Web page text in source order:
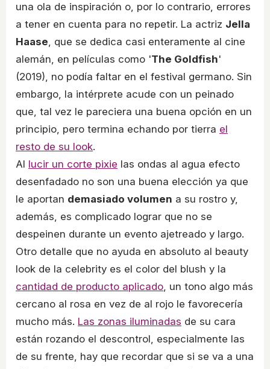
una ola de inspiración o, por lo contrario, errores
a tener en cuenta para no repetir. La actriz Jella
Haase, que se dedica casi enteramente al cine
alemán, en películas como 'The Goldfish'
(2019), no podía faltar en el festival germano. Sin
embargo, la intérprete acude con un peinado
que, tal vez le pareciera una buena opción en un
principio, pero termina echando por tierra el
resto de su look.
Al lucir un corte pixie las ondas al agua efecto
desenfadado no son una buena elección ya que
le aportan demasiado volumen a su rostro y,
además, es complicado lograr que no se
despeinen durante un evento ajetreado y largo.
Otro detalle que no ayuda en absoluto al beauty
look de la celebrity es el color del blush y la
cantidad de producto aplicado, un tono algo más
cercano al rosa en vez de al rojo le favorecería
mucho más. Las zonas iluminadas de su cara
están rozando el descontrol, especialmente las
de su frente, hay que recordar que si se va a una